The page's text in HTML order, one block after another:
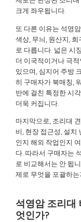
크게 좌우됩니다.
또 다른 이유는 석영
색상, 무늬, 원산지,
로 다릅니다. 넓은 시
더 이국적이거나 극
있으며, 심지어 주방
히 구매자가 북매칭,
반에 걸친 특정한 시
더욱 커집니다.
마지막으로, 조리대
비, 현장 접근성, 설치
인지 해외 작업인지
다. 따라서 구매자는
로 비교해서는 안 됩
제로 무엇을 포괄하
석영암 조리대
엇인가?